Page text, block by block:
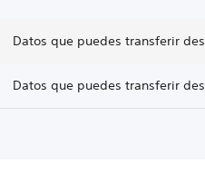
Datos que puedes transferir
Datos que puedes transferir